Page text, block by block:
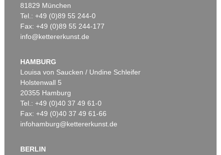
Ergebnis:
€ 4.750.000
81829 München
Tel.: +49 (0)89 55 244-0
Fax: +49 (0)89 55 244-177
info@kettererkunst.de
HAMBURG
Louisa von Saucken / Undine Schleifer
Holstenwall 5
20355 Hamburg
Tel.: +49 (0)40 37 49 61-0
Fax: +49 (0)40 37 49 61-66
infohamburg@kettererkunst.de
BERLIN